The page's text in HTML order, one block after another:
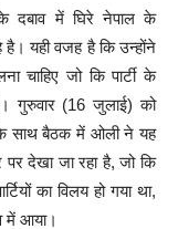
दबाव में घिरे नेपाल के
यही वजह है कि उन्होंने
चाहिए जो कि पार्टी के
गुरुवार (16 जुलाई) को
के साथ बैठक में ओली ने यह
देखा जा रहा है, जो कि
का विलय हो गया था,
में आया।